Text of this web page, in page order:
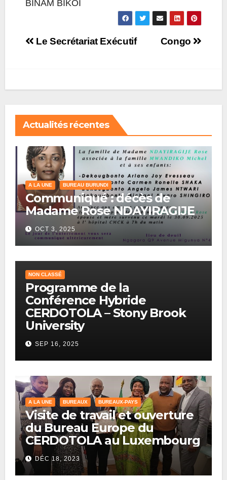
BINAM BIKOI
Post
Congo
Le Secrétariat Exécutif
Actualités récentes
A LA UNE BUREAU BURUNDI
Communiqué : décès de
Madame Rose NDAYIRAGIJE
OCT 3, 2025
NON CLASSÉ
Programme de la
Conférence Hybride
CERDOTOLA – Stony Brook
University
SEP 16, 2025
A LA UNE BUREAUX BUREAUX-PAYS
Visite de travail et ouverture
du Bureau Europe du
CERDOTOLA au Luxembourg
DÉC 18, 2023